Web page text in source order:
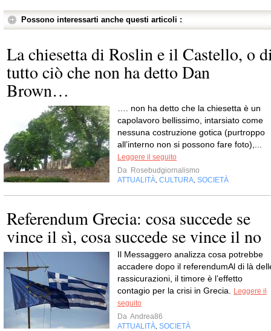
Possono interessarti anche questi articoli :
La chiesetta di Roslin e il Castello, o
tutto ciò che non ha detto Dan
Brown…
…. non ha detto che la chiesetta è un
capolavoro bellissimo, intarsiato come
nessuna costruzione gotica (purtroppo
all’interno non si possono fare foto),...
Leggere il seguito
Da Rosebudgiornalismo
ATTUALITÀ CULTURA SOCIETÀ
Referendum Grecia: cosa succede se
vince il sì, cosa succede se vince il no
Il Messaggero analizza cosa potrebbe
accadere dopo il referendumAl di là
rassicurazioni, il timore è l’effetto
contagio per la crisi in Grecia.
Leggere il
seguito
Da Andrea86
ATTUALITÀ SOCIETÀ